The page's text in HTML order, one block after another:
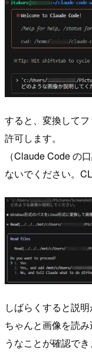
すると、変換して
許可します。
（Claude Code の
ないでください。
しばらくすると説明
ちゃんと画像を読
うなことが確認でき